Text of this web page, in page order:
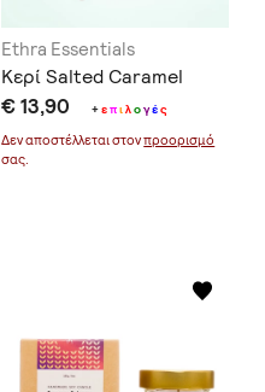
Ethra Essentials
Κερί Salted Caramel
€ 13,90 +επιλογές
Δεν αποστέλλεται στονπροορισμό
σας.